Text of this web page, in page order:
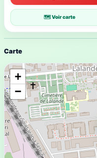
Carte
+
−
🗺 Voir carte